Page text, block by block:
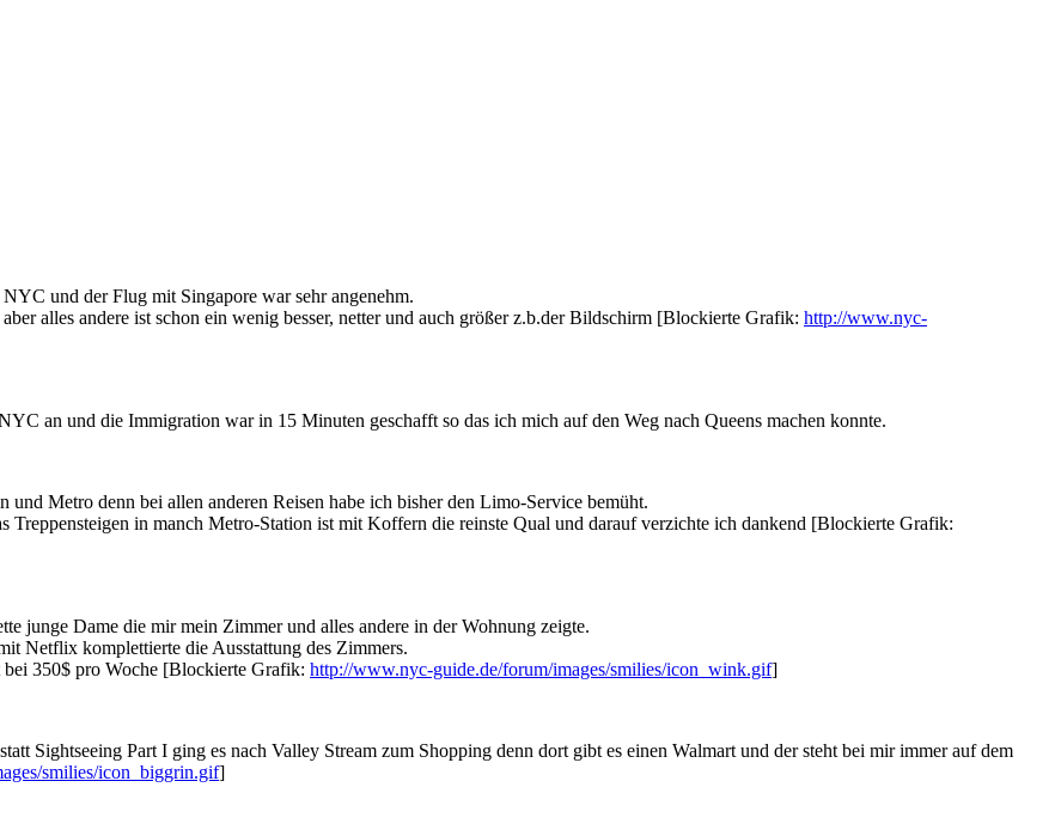
und der Flug mit Singapore war sehr angenehm.
alles andere ist schon ein wenig besser, netter und auch größer z.b.der Bildschirm [Blockierte Grafik: http://www.nyc-
an und die Immigration war in 15 Minuten geschafft so das ich mich auf den Weg nach Queens machen konnte.
Metro denn bei allen anderen Reisen habe ich bisher den Limo-Service bemüht.
Treppensteigen in manch Metro-Station ist mit Koffern die reinste Qual und darauf verzichte ich dankend [Blockierte Grafik:
junge Dame die mir mein Zimmer und alles andere in der Wohnung zeigte.
Netflix komplettierte die Ausstattung des Zimmers.
bei 350$ pro Woche [Blockierte Grafik: http://www.nyc-guide.de/forum/images/smilies/icon_wink.gif]
Sightseeing Part I ging es nach Valley Stream zum Shopping denn dort gibt es einen Walmart und der steht bei mir immer auf dem
smilies/icon_biggrin.gif]